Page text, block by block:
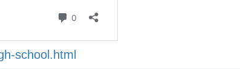
school.html